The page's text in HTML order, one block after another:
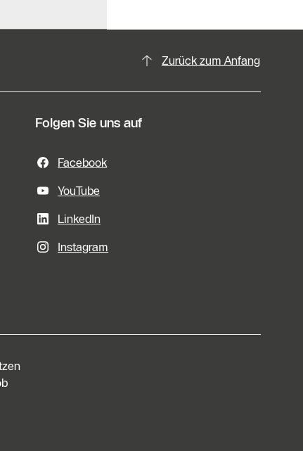
Zurück zum Anfang
Folgen Sie uns auf
Facebook
YouTube
LinkedIn
Instagram